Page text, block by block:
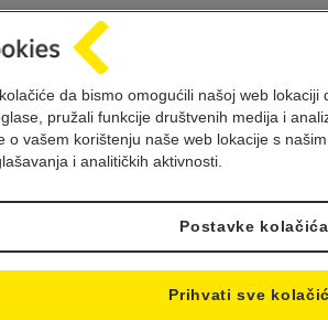
lista
da bismo omogućili našoj web
pružali funkcije društvenih medija i
o vašem korištenju naše web lokacije s
i analitičkih aktivnosti.
Postavke kolačića
Prihvati sve